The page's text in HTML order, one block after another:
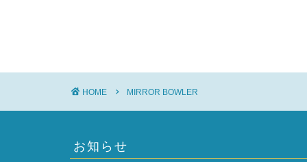
HOME MIRROR BOWLER
お知らせ